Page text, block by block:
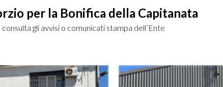
per la Bonifica della Capitanata
gli avvisi o comunicati stampa dell’Ente